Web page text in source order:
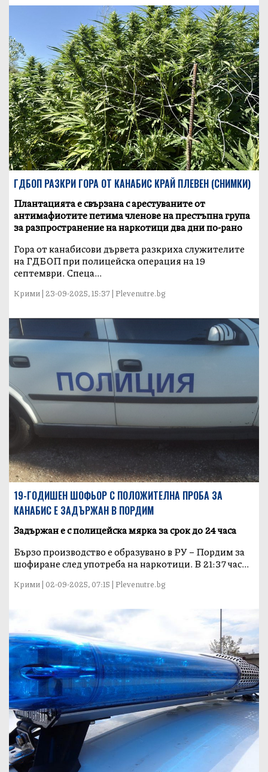
ГДБОП РАЗКРИ ГОРА ОТ КАНАБИС КРАЙ ПЛЕВЕН (СНИМКИ)
Плантацията е свързана с арестуваните от
антимафиотите петима членове на престъпна група
за разпространение на наркотици два дни по-рано
Гора от канабисови дървета разкриха служителите
на ГДБОП при полицейска операция на 19
септември. Спеца...
Крими | 23-09-2025, 15:37 | Plevenutre.bg
19-ГОДИШЕН ШОФЬОР С ПОЛОЖИТЕЛНА ПРОБА ЗА
КАНАБИС Е ЗАДЪРЖАН В ПОРДИМ
Задържан е с полицейска мярка за срок до 24 часа
Бързо производство е образувано в РУ – Пордим за
шофиране след употреба на наркотици. В 21:37 час...
Крими | 02-09-2025, 07:15 | Plevenutre.bg